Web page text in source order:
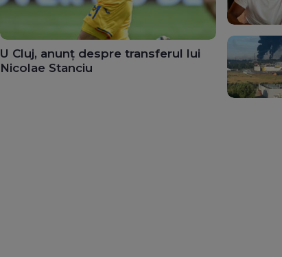
U Cluj, anunț despre transferul lui
Nicolae Stanciu